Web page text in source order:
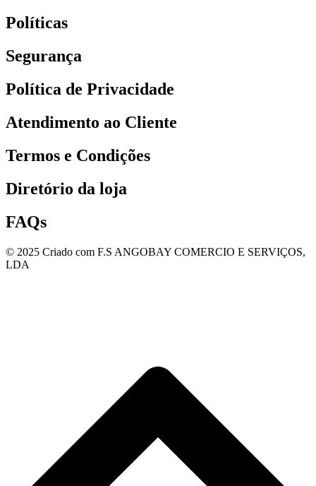
Políticas
Segurança
Política de Privacidade
Atendimento ao Cliente
Termos e Condições
Diretório da loja
FAQs
© 2025 Criado com F.S ANGOBAY COMERCIO E SERVIÇOS,
LDA